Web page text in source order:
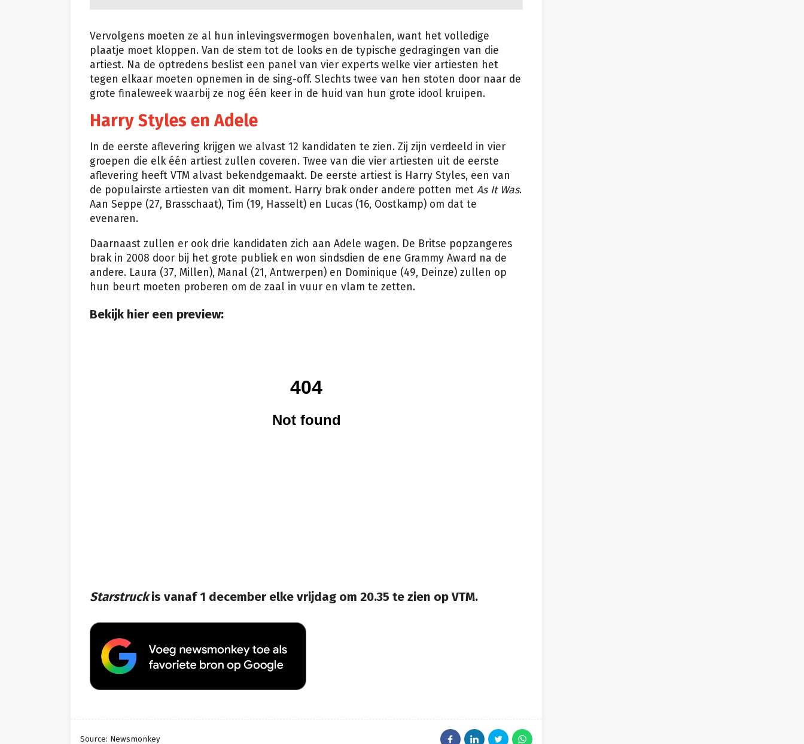
Vervolgens moeten ze al hun inlevingsvermogen bovenhalen, want het volledige
plaatje moet kloppen. Van de stem tot de looks en de typische gedragingen van die
artiest. Na de optredens beslist een panel van vier experts welke vier artiesten het
tegen elkaar moeten opnemen in de sing-off. Slechts twee van hen stoten door naar de
grote finaleweek waarbij ze nog één keer in de huid van hun grote idool kruipen.
Harry Styles en Adele
In de eerste aflevering krijgen we alvast 12 kandidaten te zien. Zij zijn verdeeld in vier
groepen die elk één artiest zullen coveren. Twee van die vier artiesten uit de eerste
aflevering heeft VTM alvast bekendgemaakt. De eerste artiest is Harry Styles, een van
de populairste artiesten van dit moment. Harry brak onder andere potten met As It Was.
Aan Seppe (27, Brasschaat), Tim (19, Hasselt) en Lucas (16, Oostkamp) om dat te
evenaren.
Daarnaast zullen er ook drie kandidaten zich aan Adele wagen. De Britse popzangeres
brak in 2008 door bij het grote publiek en won sindsdien de ene Grammy Award na de
andere. Laura (37, Millen), Manal (21, Antwerpen) en Dominique (49, Deinze) zullen op
hun beurt moeten proberen om de zaal in vuur en vlam te zetten.
Bekijk hier een preview:
Starstruckis vanaf 1 december elke vrijdag om 20.35 te zien op VTM.
Source: Newsmonkey